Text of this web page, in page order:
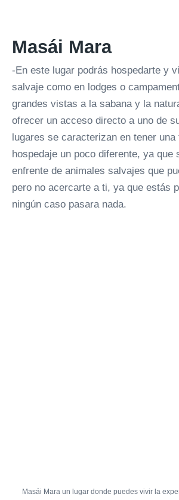
Masái Mara
-En este lugar podrás hospedarte y
salvaje como en lodges o
grandes vistas a la sabana y la
ofrecer un acceso directo a uno de
lugares se caracterizan en tener una
hospedaje un poco diferente, ya que
enfrente de animales salvajes que
pero no acercarte a ti, ya que estás
ningún caso pasara nada.
Masái Mara un lugar donde puedes vivir la